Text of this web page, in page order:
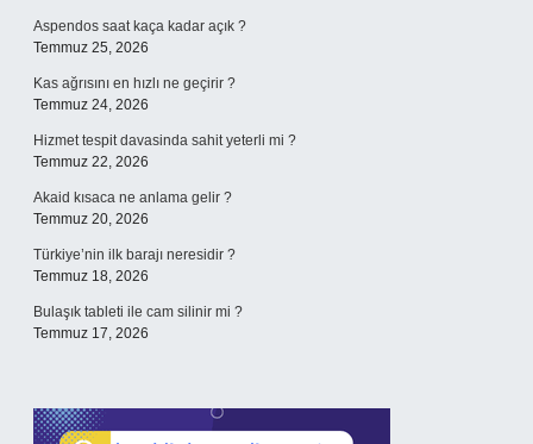
Aspendos saat kaça kadar açık ?
Temmuz 25, 2026
Kas ağrısını en hızlı ne geçirir ?
Temmuz 24, 2026
Hizmet tespit davasinda sahit yeterli mi ?
Temmuz 22, 2026
Akaid kısaca ne anlama gelir ?
Temmuz 20, 2026
Türkiye’nin ilk barajı neresidir ?
Temmuz 18, 2026
Bulaşık tableti ile cam silinir mi ?
Temmuz 17, 2026